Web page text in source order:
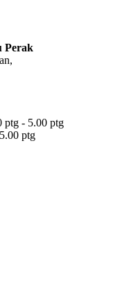
Perak
ptg - 5.00 ptg
ptg